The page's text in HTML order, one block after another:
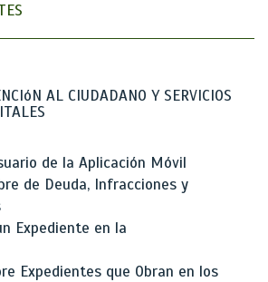
AL CIUDADANO Y SERVICIOS
de la Aplicación Móvil
de Deuda, Infracciones y
Expediente en la
Expedientes que Obran en los